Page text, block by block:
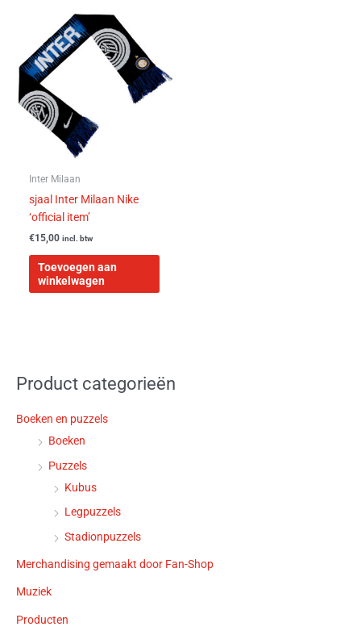
Inter Milaan
sjaal Inter Milaan Nike
‘official item’
€15,00 incl. btw
Toevoegen aan
winkelwagen
Product categorieën
Boeken en puzzels
Boeken
Puzzels
Kubus
Legpuzzels
Stadionpuzzels
Merchandising gemaakt door Fan-Shop
Muziek
Producten